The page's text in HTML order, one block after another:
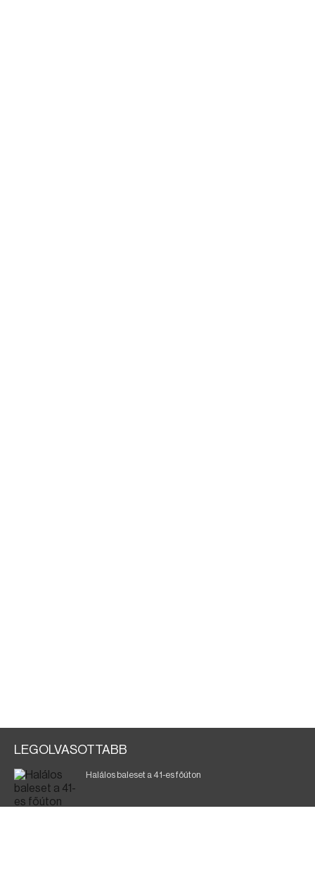
LEGOLVASOTTABB
Halálos baleset a 41-es főúton